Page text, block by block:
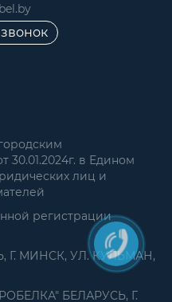
30.01.2024г. в Едином
лиц и
регистрации
Г. МИНСК, УЛ. КУЛЬМАН,
БЕЛАРУСЬ, Г.